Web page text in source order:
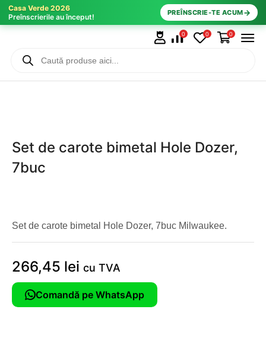
Casa Verde 2026
Preînscrierile au început!
PREÎNSCRIE-TE ACUM→
0 0 0
Set de carote bimetal Hole Dozer,
7buc
Set de carote bimetal Hole Dozer, 7buc Milwaukee.
266,45 lei cu TVA
Comandă pe WhatsApp